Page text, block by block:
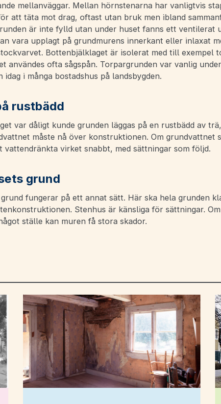
mellanväggar. Mellan hörnstenarna har vanligtvis
att täta mot drag, oftast utan bruk men ibland
är inte fylld utan under huset fanns ett ventilerat
vara upplagt på grundmurens innerkant eller inlaxat
Bottenbjälklaget är isolerat med till exempel
användes ofta sågspån. Torpargrunden var vanlig
idag i många bostadshus på landsbygden.
rustbädd
var dåligt kunde grunden läggas på en rustbädd av
måste nå över konstruktionen. Om grundvattnet
vattendränkta virket snabbt, med sättningar som följd.
grund
fungerar på ett annat sätt. Här ska hela grunden
Stenhus är känsliga för sättningar.
ställe kan muren få stora skador.